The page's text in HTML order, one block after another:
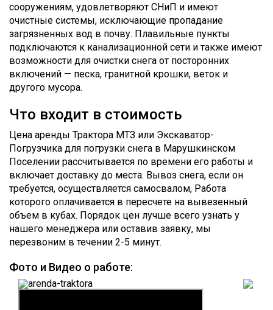
сооружениям, удовлетворяют СНиП и имеют
очистные системы, исключающие пропадание
загрязненных вод в почву. Плавильные пункты
подключаются к канализационной сети и также имеют
возможности для очистки снега от посторонних
включений — песка, гранитной крошки, веток и
другого мусора.
Что входит в стоимость
Цена аренды Трактора МТЗ или Экскаватор-
Погрузчика для погрузки снега в Марушкинском
Поселении рассчитывается по времени его работы и
включает доставку до места. Вывоз снега, если он
требуется, осуществляется самосвалом, Работа
которого оплачивается в пересчете на вывезенный
объем в кубах. Порядок цен лучше всего узнать у
нашего менеджера или оставив заявку, мы
перезвоним в течении 2-5 минут.
Фото и Видео о работе: